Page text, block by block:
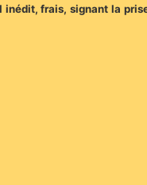
inédit, frais, signant la